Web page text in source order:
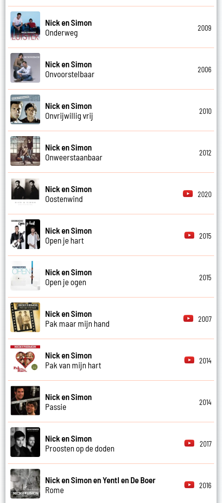
Nick en Simon
Onderweg
2009
Nick en Simon
Onvoorstelbaar
2006
Nick en Simon
Onvrijwillig vrij
2010
Nick en Simon
Onweerstaanbaar
2012
Nick en Simon
Oostenwind
2020
Nick en Simon
Open je hart
2015
Nick en Simon
Open je ogen
2015
Nick en Simon
Pak maar mijn hand
2007
Nick en Simon
Pak van mijn hart
2014
Nick en Simon
Passie
2014
Nick en Simon
Proosten op de doden
2017
Nick en Simon en Yentl en De Boer
Rome
2016